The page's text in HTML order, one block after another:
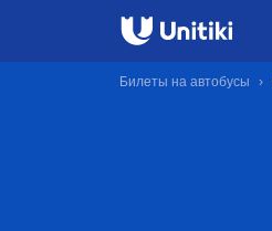
Билеты на автобусы